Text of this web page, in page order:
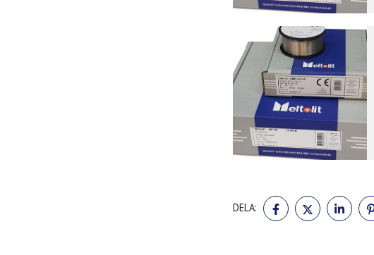
DELA:
DELA
PÅ
DELA
PÅ
DELA
PÅ